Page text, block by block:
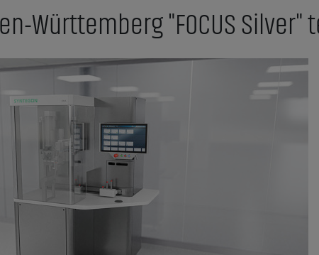
Württemberg "FOCUS Silver"